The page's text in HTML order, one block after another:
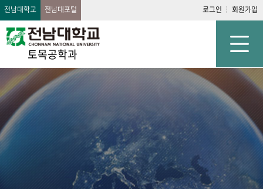
전남대학교 전남대포털 로그인 회원가입
토목공학과